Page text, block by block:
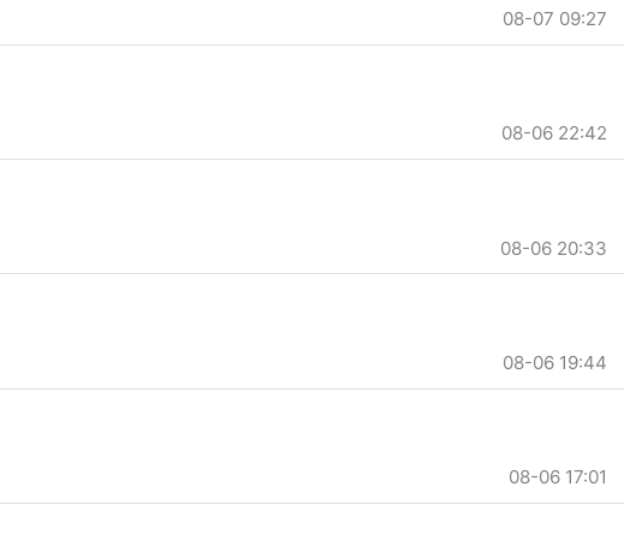
08-07 09:27
08-06 22:42
08-06 20:33
08-06 19:44
08-06 17:01